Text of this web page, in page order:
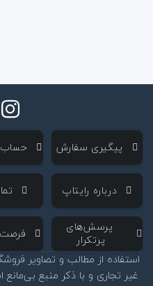
‌ پیگیری سفارش
‌ درباره رایتاپ
‌ پرسش‌های
پرتکرار
استفاده از مطالب و تصاویر
غیر تجاری و با ذکر منبع